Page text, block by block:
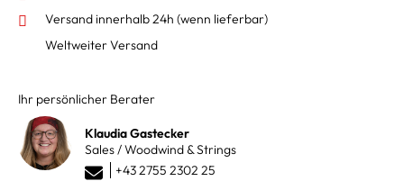
Versand innerhalb 24h (wenn lieferbar)
Weltweiter Versand
Ihr persönlicher Berater
Klaudia Gastecker
Sales / Woodwind & Strings
+43 2755 2302 25